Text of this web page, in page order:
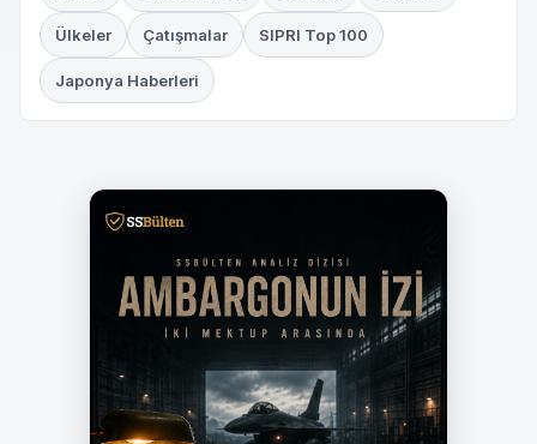
Ülkeler Çatışmalar SIPRI Top 100
Japonya Haberleri